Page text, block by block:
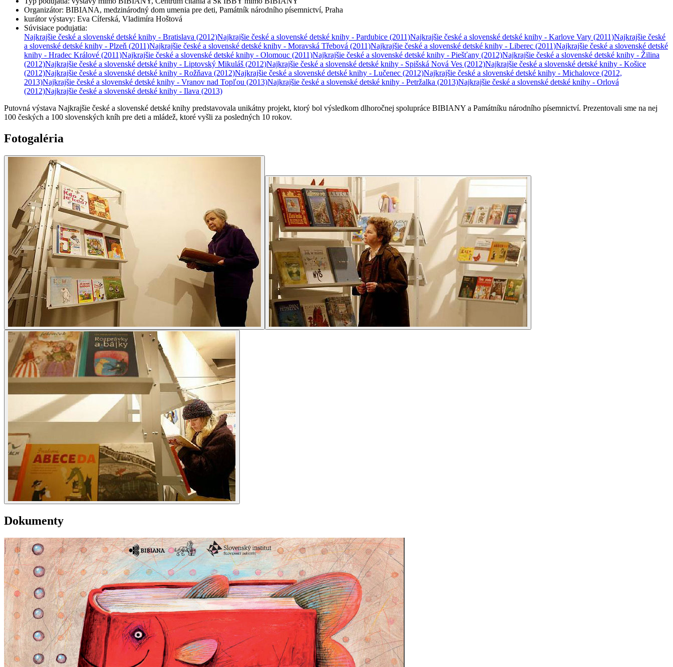
Organizátor: BIBIANA, medzinárodný dom umenia pre deti, Památník národního písemnictví, Praha
kurátor výstavy: Eva Cíferská, Vladimíra Hoštová
Súvisiace podujatia:
Najkrajšie české a slovenské detské knihy - Bratislava (2012)Najkrajšie české a slovenské detské knihy - Pardubice (2011)Najkrajšie české a slovenské detské knihy - Karlove Vary (2011)Najkrajšie české
a slovenské detské knihy - Plzeň (2011)Najkrajšie české a slovenské detské knihy - Moravská Třebová (2011)Najkrajšie české a slovenské detské knihy - Liberec (2011)Najkrajšie české a slovenské detské
knihy - Hradec Králové (2011)Najkrajšie české a slovenské detské knihy - Olomouc (2011)Najkrajšie české a slovenské detské knihy - Piešťany (2012)Najkrajšie české a slovenské detské knihy - Žilina
(2012)Najkrajšie české a slovenské detské knihy - Liptovský Mikuláš (2012)Najkrajšie české a slovenské detské knihy - Spišská Nová Ves (2012)Najkrajšie české a slovenské detské knihy - Košice
(2012)Najkrajšie české a slovenské detské knihy - Rožňava (2012)Najkrajšie české a slovenské detské knihy - Lučenec (2012)Najkrajšie české a slovenské detské knihy - Michalovce (2012,
2013)Najkrajšie české a slovenské detské knihy - Vranov nad Topľou (2013)Najkrajšie české a slovenské detské knihy - Petržalka (2013)Najkrajšie české a slovenské detské knihy - Orlová
(2012)Najkrajšie české a slovenské detské knihy - Ilava (2013)
Putovná výstava Najkrajšie české a slovenské detské knihy predstavovala unikátny projekt, ktorý bol výsledkom dlhoročnej spolupráce BIBIANY a Památníku národního písemnictví. Prezentovali sme na nej
100 českých a 100 slovenských kníh pre deti a mládež, ktoré vyšli za posledných 10 rokov.
Fotogaléria
Dokumenty